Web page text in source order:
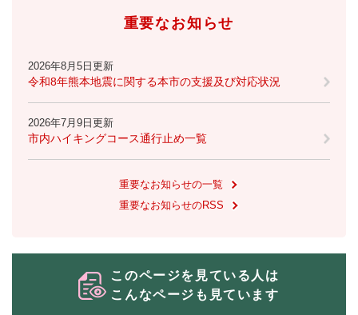
重要なお知らせ
2026年8月5日更新
令和8年熊本地震に関する本市の支援及び対応状況
2026年7月9日更新
市内ハイキングコース通行止め一覧
重要なお知らせの一覧
重要なお知らせのRSS
このページを見ている人は
こんなページも見ています